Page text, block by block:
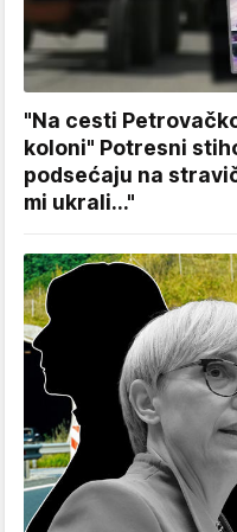
"Na cesti
koloni" Potresni
podsećaju na
mi ukrali..."